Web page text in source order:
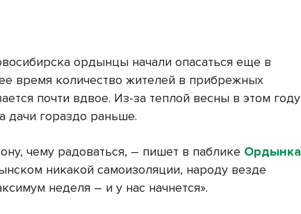
ордынцы начали опасаться еще в
время количество жителей в прибрежных
почти вдвое. Из-за теплой весны в этом году
дачи гораздо раньше.
чему радоваться, – пишет в паблике Ордынка
никакой самоизоляции, народу везде
неделя – и у нас начнется».